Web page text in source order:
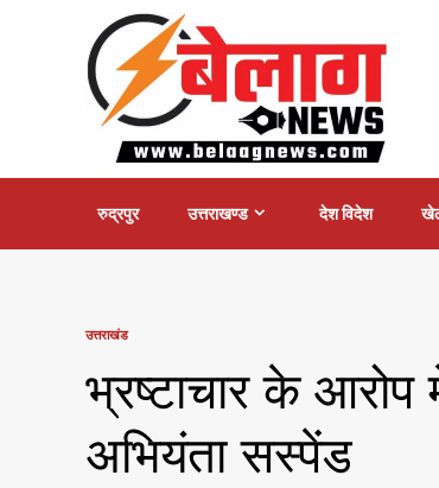
रुद्रपुर उत्तराखण्ड देश विदेश
उत्तराखंड
भ्रष्टाचार के आरोप
अभियंता सस्पेंड